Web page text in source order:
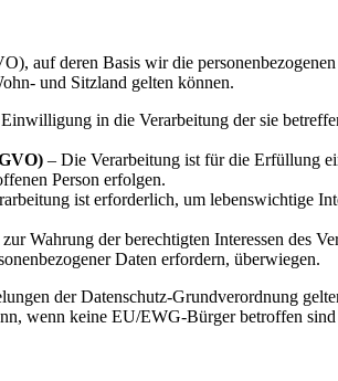
auf deren Basis wir die
und Sitzland gelten können.
in die Verarbeitung der sie
– Die Verarbeitung ist für die Erfüllung
Person erfolgen.
ist erforderlich, um lebenswichtige
Wahrung der berechtigten Interessen des
Daten erfordern, überwiegen.
der Datenschutz-Grundverordnung
wenn keine EU/EWG-Bürger betroffen